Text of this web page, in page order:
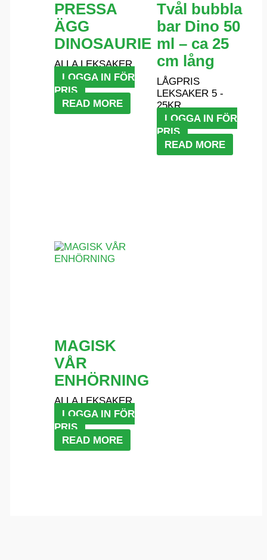
PRESSA
ÄGG
DINOSAURIE
ALLA LEKSAKER
LOGGA IN FÖR
PRIS
READ MORE
Tvål bubbla
bar Dino 50
ml – ca 25
cm lång
LÅGPRIS
LEKSAKER 5 -
25KR
LOGGA IN FÖR
PRIS
READ MORE
MAGISK
VÅR
ENHÖRNING
ALLA LEKSAKER
LOGGA IN FÖR
PRIS
READ MORE